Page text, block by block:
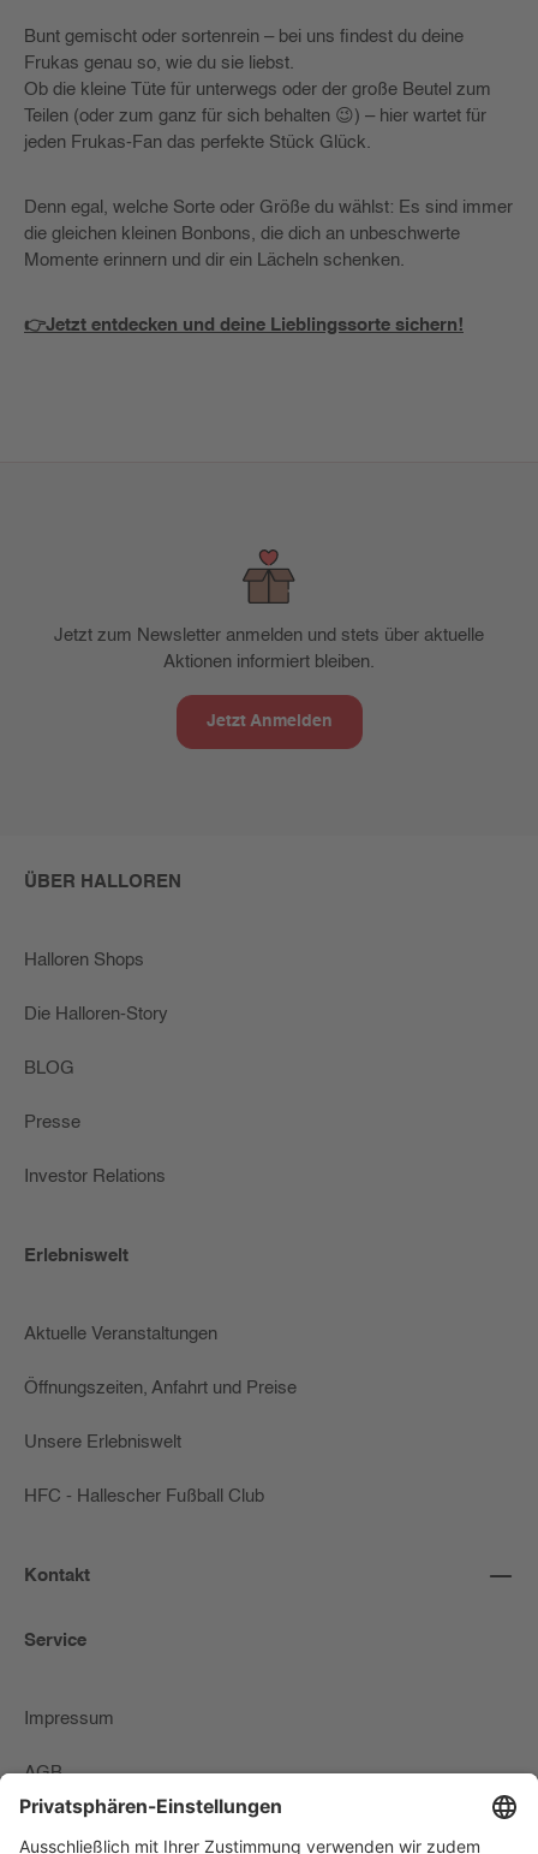
Bunt gemischt oder sortenrein – bei uns findest du deine
Frukas genau so, wie du sie liebst.
Ob die kleine Tüte für unterwegs oder der große Beutel zum
Teilen (oder zum ganz für sich behalten 😉) – hier wartet für
jeden Frukas-Fan das perfekte Stück Glück.
Denn egal, welche Sorte oder Größe du wählst: Es sind immer
die gleichen kleinen Bonbons, die dich an unbeschwerte
Momente erinnern und dir ein Lächeln schenken.
👉Jetzt entdecken und deine Lieblingssorte sichern!
Jetzt zum Newsletter anmelden und stets über aktuelle
Aktionen informiert bleiben.
Jetzt Anmelden
ÜBER HALLOREN
Halloren Shops
Die Halloren-Story
BLOG
Presse
Investor Relations
Erlebniswelt
Aktuelle Veranstaltungen
Öffnungszeiten, Anfahrt und Preise
Unsere Erlebniswelt
HFC - Hallescher Fußball Club
Kontakt
Service
Impressum
AGB